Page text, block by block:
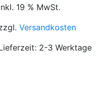
19 % MwSt.
Versandkosten
2-3 Werktage